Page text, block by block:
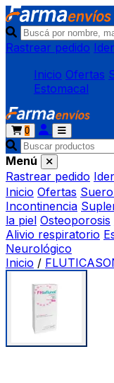
Rastrear pedido
Inicio Ofertas
Estomacal
0
Menú
Rastrear pedido
Inicio Ofertas
Incontinencia
la piel Osteoporosis
Alivio respiratorio
Neurológico
Inicio /